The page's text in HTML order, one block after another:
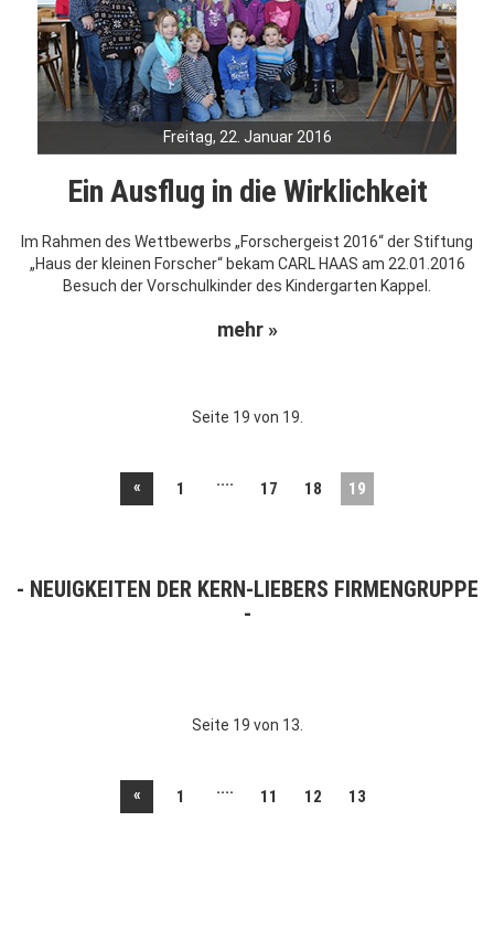
Freitag, 22. Januar 2016
Ein Ausflug in die Wirklichkeit
Im Rahmen des Wettbewerbs „Forschergeist 2016“ der Stiftung
„Haus der kleinen Forscher“ bekam CARL HAAS am 22.01.2016
Besuch der Vorschulkinder des Kindergarten Kappel.
mehr »
Seite 19 von 19.
« 1 .... 17 18 19
NEUIGKEITEN DER KERN-LIEBERS FIRMENGRUPPE
Seite 19 von 13.
« 1 .... 11 12 13